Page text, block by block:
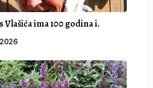
Vlašića ima 100 godina i.